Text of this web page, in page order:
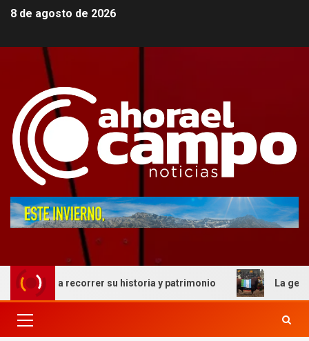
8 de agosto de 2026
a recorrer su historia y patrimonio La genética